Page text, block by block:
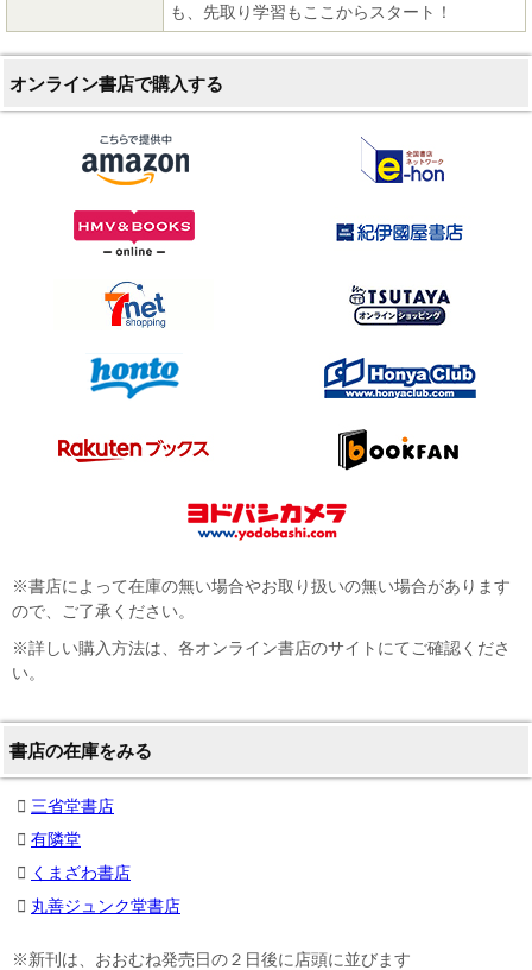
も、先取り学習もここからスタート！
オンライン書店で購入する
※書店によって在庫の無い場合やお取り扱いの無い場合があります
ので、ご了承ください。
※詳しい購入方法は、各オンライン書店のサイトにてご確認くださ
い。
書店の在庫をみる
三省堂書店
有隣堂
くまざわ書店
丸善ジュンク堂書店
※新刊は、おおむね発売日の２日後に店頭に並びます